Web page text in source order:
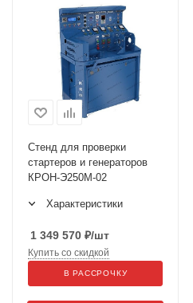
Стенд для проверки
стартеров и генераторов
КРОН-Э250М-02
Характеристики
1 349 570 ₽/шт
Купить со скидкой
В РАССРОЧКУ